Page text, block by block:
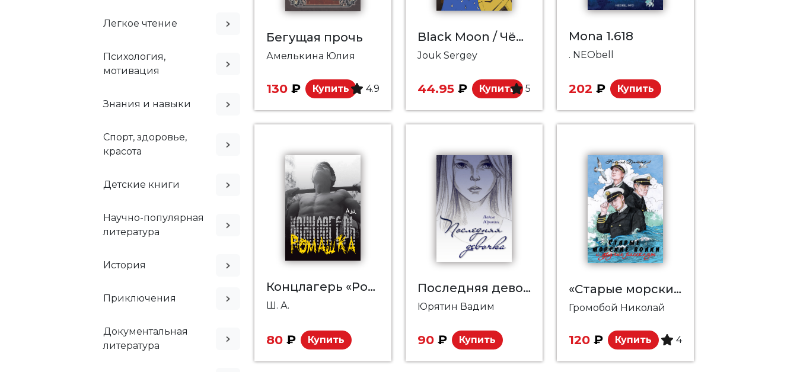
Легкое чтение
Психология,
мотивация
Знания и навыки
Спорт, здоровье,
красота
Детские книги
Научно-популярная
литература
История
Приключения
Документальная
литература
Бегущая прочь
Амелькина Юлия
130 ₽ Купить 4.9
Black Moon / Чёрная луна
Jouk Sergey
44.95 ₽ Купить 5
Mona 1.618
. NEObell
202 ₽ Купить
Концлагерь «Ромашка»
Ш. А.
80 ₽ Купить
Последняя девочка
Юрятин Вадим
90 ₽ Купить
«Cтарые морские волки» и другие рассказы
Громобой Николай
120 ₽ Купить 4